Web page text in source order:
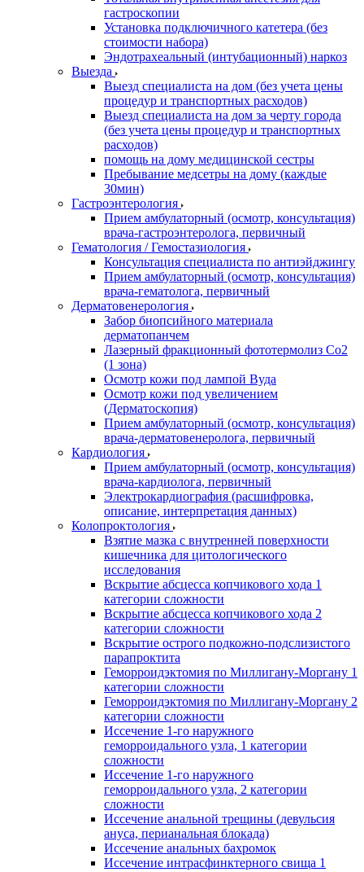
гастроскопии
Установка подключичного катетера (без
стоимости набора)
Эндотрахеальный (интубационный) наркоз
Выезда
Выезд специалиста на дом (без учета цены
процедур и транспортных расходов)
Выезд специалиста на дом за черту города
(без учета цены процедур и транспортных
расходов)
помощь на дому медицинской сестры
Пребывание медсетры на дому (каждые
30мин)
Гастроэнтерология
Прием амбулаторный (осмотр, консультация)
врача-гастроэнтеролога, первичный
Гематология / Гемостазиология
Консультация специалиста по антиэйджингу
Прием амбулаторный (осмотр, консультация)
врача-гематолога, первичный
Дерматовенерология
Забор биопсийного материала
дерматопанчем
Лазерный фракционный фототермолиз Со2
(1 зона)
Осмотр кожи под лампой Вуда
Осмотр кожи под увеличением
(Дерматоскопия)
Прием амбулаторный (осмотр, консультация)
врача-дерматовенеролога, первичный
Кардиология
Прием амбулаторный (осмотр, консультация)
врача-кардиолога, первичный
Электрокардиография (расшифровка,
описание, интерпретация данных)
Колопроктология
Взятие мазка с внутренней поверхности
кишечника для цитологического
исследования
Вскрытие абсцесса копчикового хода 1
категории сложности
Вскрытие абсцесса копчикового хода 2
категории сложности
Вскрытие острого подкожно-подслизистого
парапроктита
Геморроидэктомия по Миллигану-Моргану 1
категории сложности
Геморроидэктомия по Миллигану-Моргану 2
категории сложности
Иссечение 1-го наружного
геморроидального узла, 1 категории
сложности
Иссечение 1-го наружного
геморроидального узла, 2 категории
сложности
Иссечение анальной трещины (девульсия
ануса, перианальная блокада)
Иссечение анальных бахромок
Иссечение интрасфинктерного свища 1